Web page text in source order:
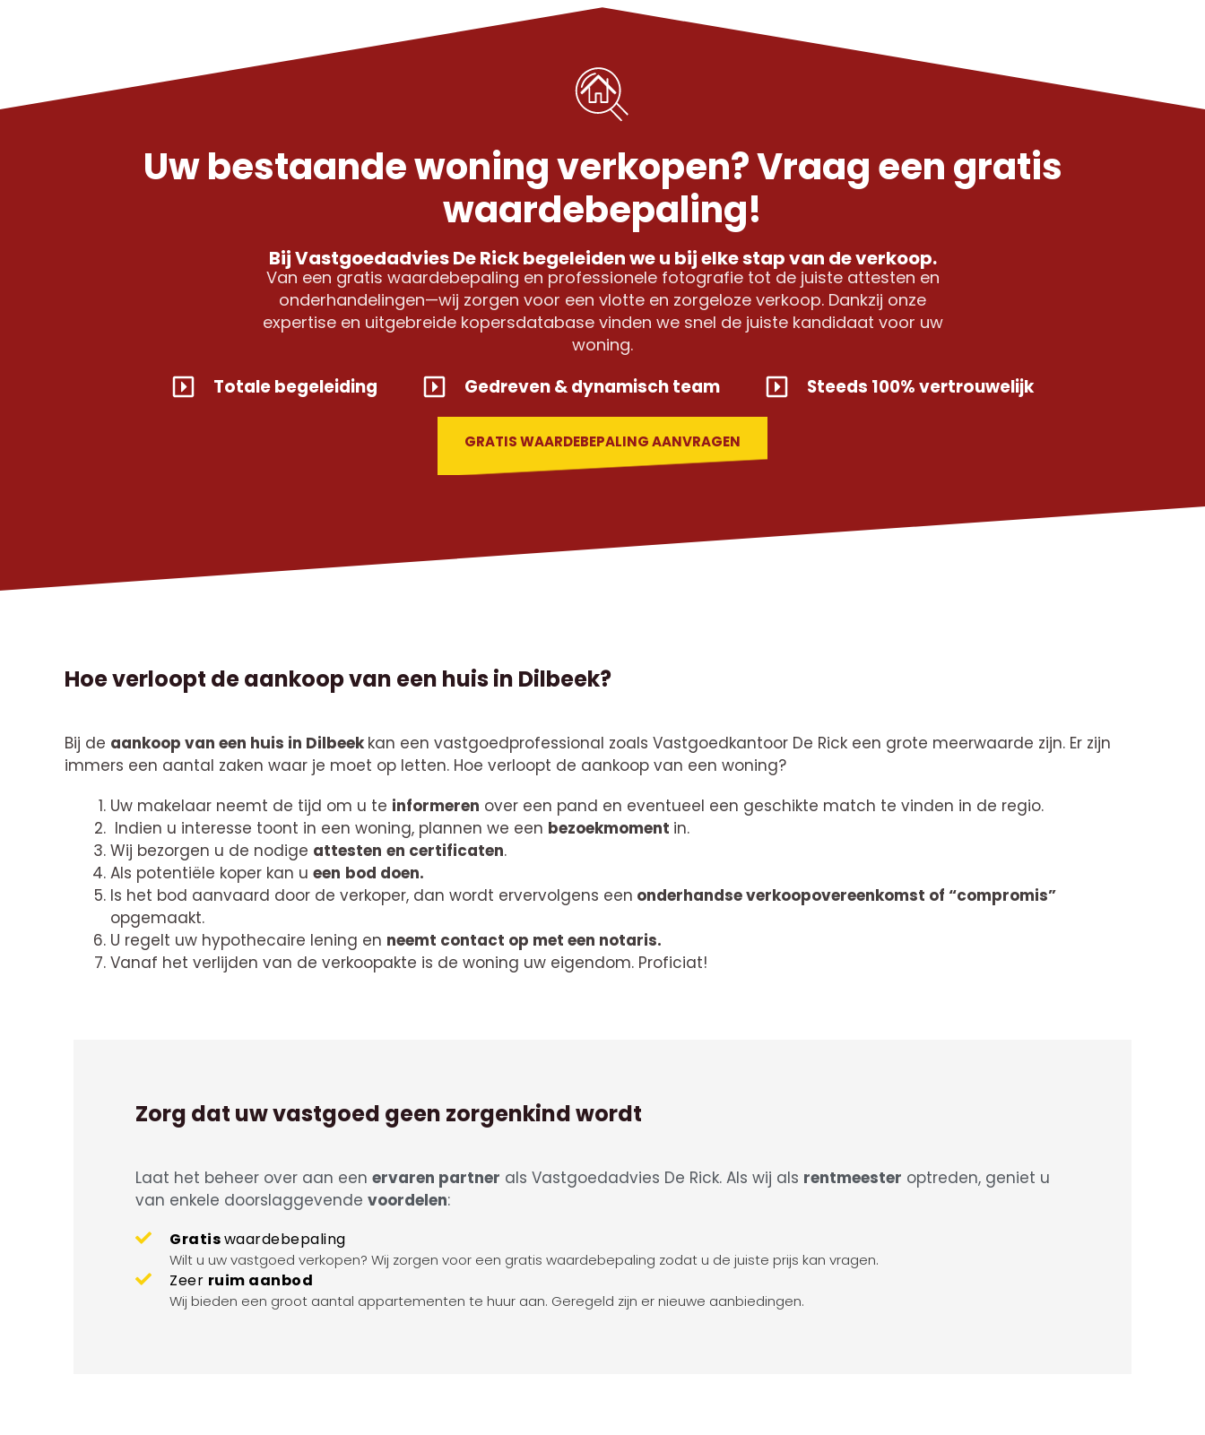
Uw bestaande woning verkopen? Vraag een gratis
waardebepaling!
Bij Vastgoedadvies De Rick begeleiden we u bij elke stap van de verkoop.
Van een gratis waardebepaling en professionele fotografie tot de juiste attesten en
onderhandelingen—wij zorgen voor een vlotte en zorgeloze verkoop. Dankzij onze
expertise en uitgebreide kopersdatabase vinden we snel de juiste kandidaat voor uw
woning.
Totale begeleiding Gedreven & dynamisch team Steeds 100% vertrouwelijk
GRATIS WAARDEBEPALING AANVRAGEN
Hoe verloopt de aankoop van een huis in Dilbeek?
Bij de aankoop van een huis in Dilbeek kan een vastgoedprofessional zoals Vastgoedkantoor De Rick een grote meerwaarde zijn. Er zijn
immers een aantal zaken waar je moet op letten. Hoe verloopt de aankoop van een woning?
Uw makelaar neemt de tijd om u te informeren over een pand en eventueel een geschikte match te vinden in de regio.
Indien u interesse toont in een woning, plannen we een bezoekmoment in.
Wij bezorgen u de nodige attesten en certificaten.
Als potentiële koper kan u een bod doen.
Is het bod aanvaard door de verkoper, dan wordt ervervolgens een onderhandse verkoopovereenkomst of “compromis”
opgemaakt.
U regelt uw hypothecaire lening en neemt contact op met een notaris.
Vanaf het verlijden van de verkoopakte is de woning uw eigendom. Proficiat!
Zorg dat uw vastgoed geen zorgenkind wordt
Laat het beheer over aan een ervaren partner als Vastgoedadvies De Rick. Als wij als rentmeester optreden, geniet u
van enkele doorslaggevende voordelen:
Gratiswaardebepaling
Wilt u uw vastgoed verkopen? Wij zorgen voor een gratis waardebepaling zodat u de juiste prijs kan vragen.
Zeer ruim aanbod
Wij bieden een groot aantal appartementen te huur aan. Geregeld zijn er nieuwe aanbiedingen.